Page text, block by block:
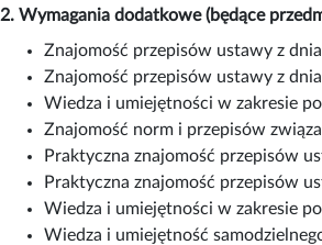
2. Wymagania dodatkowe (będące
Znajomość przepisów ustawy z
Znajomość przepisów ustawy z
Wiedza i umiejętności w zakresie
Znajomość norm i przepisów
Praktyczna znajomość przepisów
Praktyczna znajomość przepisów
Wiedza i umiejętności w zakresie
Wiedza i umiejętność